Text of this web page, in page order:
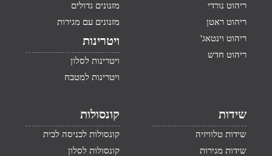
ריהוט נורדי
ריהוט ראטן
ריהוט וינטאג'
ריהוט חדש
מזנונים גדולים
מזנונים עם מגירות
ויטרינות
ויטרינות לסלון
ויטרינות למטבח
שידות
שידות טלוויזיה
שידות מגירות
קונסולות
קונסולות לכניסה לבית
קונסולות לסלון